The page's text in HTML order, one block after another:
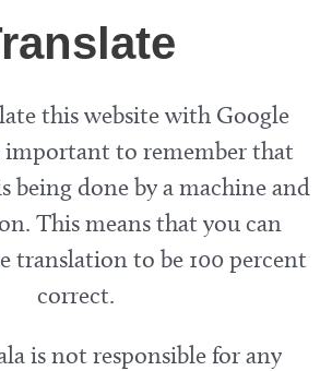
this website with Google
important to remember that
being done by a machine and
This means that you can
translation to be 100 percent
correct.
is not responsible for any